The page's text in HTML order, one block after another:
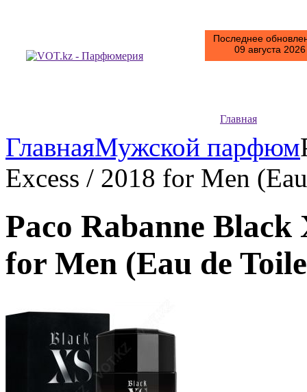
Последнее
09 августа
Главная
ГлавнаяМужской парфюм
Excess / 2018 for Men
Paco Rabanne Black
for Men (Eau de